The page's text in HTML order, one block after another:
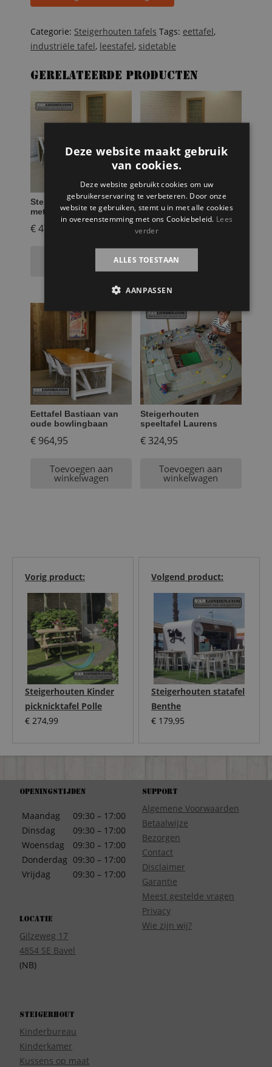
bowlingbaan
met
poten
aantal
Categorie: Steigerhouten tafels Tags: eettafel,
industriële tafel, leestafel, sidetable
Gerelateerde producten
Steigerhouten leestafel
met lectuurbak Lisa
€479,95
Eettafel op
steigerbuizen Erik
€799,95
Toevoegen aan
winkelwagen
Eettafel Bastiaan van
oude bowlingbaan
€ 964,95
Toevoegen aan
winkelwagen
Steigerhouten
speeltafel Laurens
€324,95
Toevoegen aan
winkelwagen
Volgend product:
Steigerhouten statafel
Benthe
€ 179,95
Vorig product:
Steigerhouten Kinder
picknicktafel Polle
€ 274,99
Openingstijden
Maandag
Dinsdag
Woensdag
Donderdag
Vrijdag
09:30 – 17:00
09:30 – 17:00
09:30 – 17:00
09:30 – 17:00
09:30 – 17:00
Locatie
Gilzeweg 17
4854 SE Bavel
(NB)
Support
Algemene Voorwaarden
Betaalwijze
Bezorgen
Contact
Disclaimer
Garantie
Meest gestelde vragen
Privacy
Wie zijn wij?
Steigerhout
Kinderbureau
Kinderkamer
Kussens op maat
Deze website maakt gebruik
van cookies.
Deze website gebruikt cookies om uw
gebruikerservaring te verbeteren. Door onze
website te gebruiken, stemt u in met alle cookies
in overeenstemming met ons Cookiebeleid. Lees
verder
ALLES TOESTAAN
AANPASSEN